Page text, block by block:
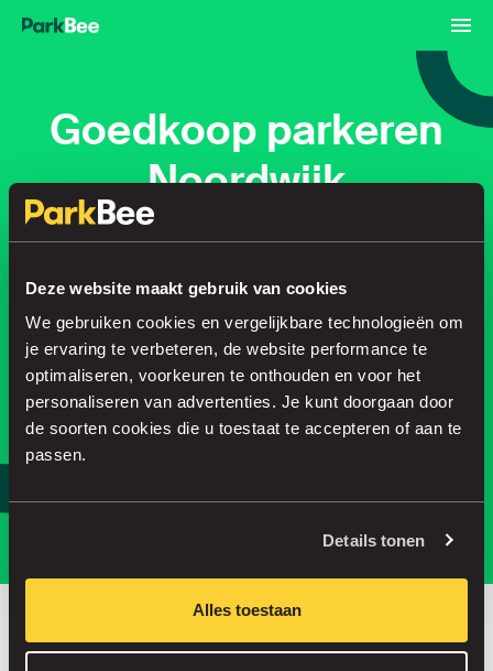
Deze website maakt gebruik van cookies
We gebruiken cookies en vergelijkbare technologieën om
je ervaring te verbeteren, de website performance te
optimaliseren, voorkeuren te onthouden en voor het
personaliseren van advertenties. Je kunt doorgaan door
de soorten cookies die u toestaat te accepteren of aan te
passen.
Details tonen
Alles toestaan
Goedkoop parkeren
Noordwijk
Regel je parkeerplek in no time
Parkeer slimmer, met onze app.
Bespaar tot 30% in onze parkeergarages